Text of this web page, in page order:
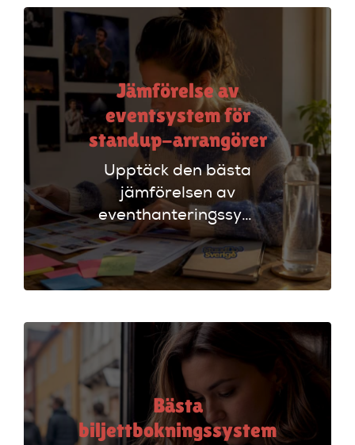
arrangemang!
Jämförelse av
eventsystem för
standup-arrangörer
Upptäck den bästa
jämförelsen av
eventhanteringssystem
för standup-
arrangörer. Få
insikter om
evenemangskalender
och biljettlänkar!
Bästa
biljettbokningssystem